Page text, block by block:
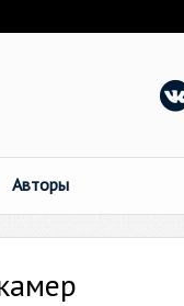
Авторы